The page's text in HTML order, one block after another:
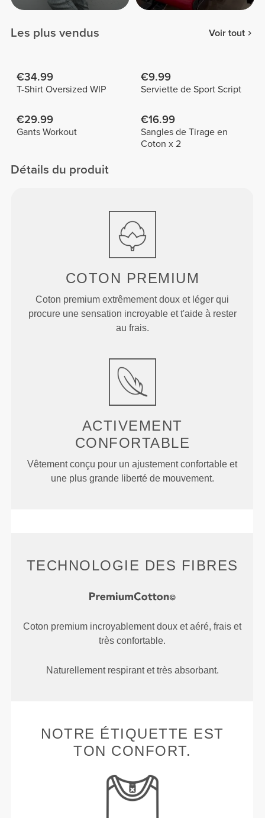
Les plus vendus Voir tout
€34.99
T-Shirt Oversized WIP
€9.99
Serviette de Sport Script
€29.99
Gants Workout
€16.99
Sangles de Tirage en
Coton x 2
Détails du produit
COTON PREMIUM
Coton premium extrêmement doux et léger qui
procure une sensation incroyable et t'aide à rester
au frais.
ACTIVEMENT
CONFORTABLE
Vêtement conçu pour un ajustement confortable et
une plus grande liberté de mouvement.
TECHNOLOGIE DES FIBRES
Coton premium incroyablement doux et aéré, frais et
très confortable.
Naturellement respirant et très absorbant.
NOTRE ÉTIQUETTE EST
TON CONFORT.